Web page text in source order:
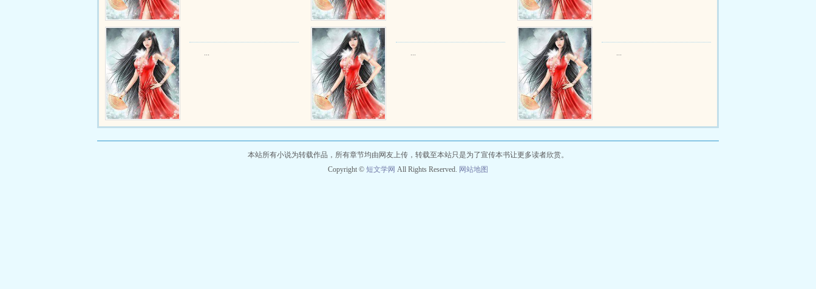
... ... ...
本站所有小说为转载作品，所有章节均由网友上传，转载至本站只是为了宣传本书让更多读者欣赏。
Copyright © 短文学网 All Rights Reserved. 网站地图